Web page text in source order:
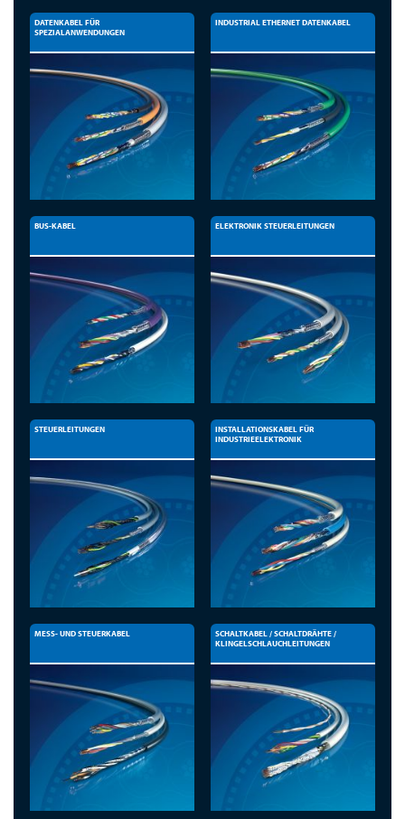
DATENKABEL FÜR
SPEZIALANWENDUNGEN
INDUSTRIAL ETHERNET DATENKABEL
BUS-KABEL ELEKTRONIK STEUERLEITUNGEN
STEUERLEITUNGEN
INSTALLATIONSKABEL FÜR
INDUSTRIEELEKTRONIK
MESS- UND STEUERKABEL
SCHALTKABEL / SCHALTDRÄHTE /
KLINGELSCHLAUCHLEITUNGEN